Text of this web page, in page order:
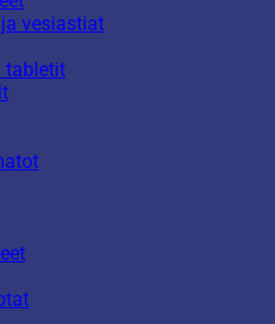
vesiastiat
tabletit